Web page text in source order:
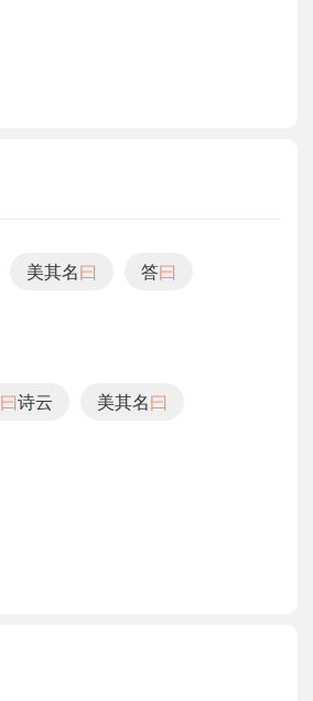
美其名曰 答曰
曰诗云 美其名曰